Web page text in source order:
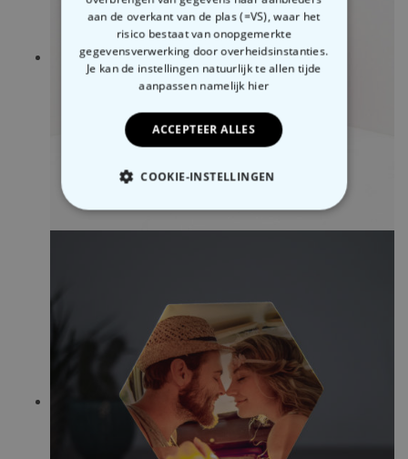
aan de overkant van de plas (=VS), waar het
risico bestaat van onopgemerkte
gegevensverwerking door overheidsinstanties.
Je kan de instellingen natuurlijk te allen tijde
aanpassen namelijk hier
ACCEPTEER ALLES
COOKIE-INSTELLINGEN
NOODZAKELIJK
MARKETING OVERIGE